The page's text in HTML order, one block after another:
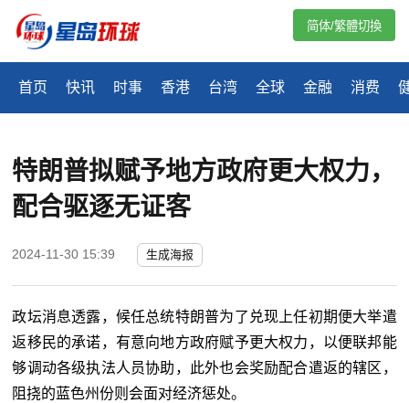
首页 快讯 时事 香港 台湾 全球 金融 消费
简体/繁體切換
特朗普拟赋予地方政府更大权力，
配合驱逐无证客
2024-11-30 15:39 生成海报
政坛消息透露，候任总统特朗普为了兑现上任初期便大举遣
返移民的承诺，有意向地方政府赋予更大权力，以便联邦能
够调动各级执法人员协助，此外也会奖励配合遣返的辖区，
阻挠的蓝色州份则会面对经济惩处。